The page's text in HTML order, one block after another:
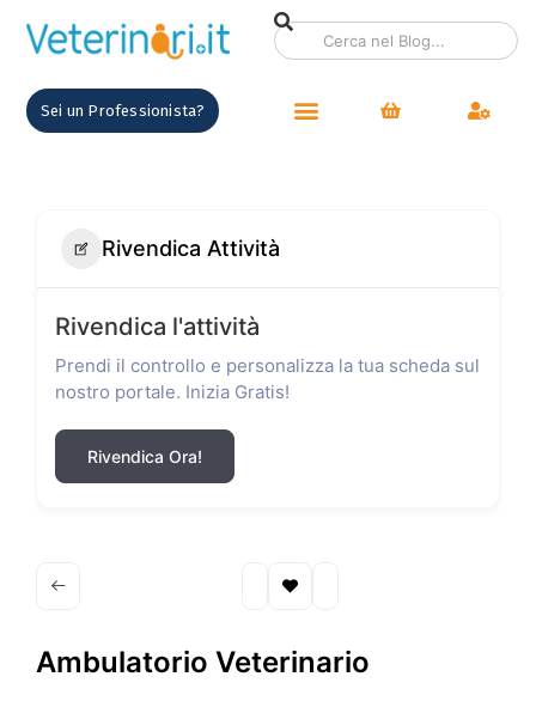
Sei un Professionista?
Rivendica Attività
Rivendica l'attività
Prendi il controllo e personalizza la tua scheda sul
nostro portale. Inizia Gratis!
Rivendica Ora!
Ambulatorio Veterinario